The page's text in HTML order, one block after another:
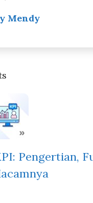
Mendy
Pengertian,